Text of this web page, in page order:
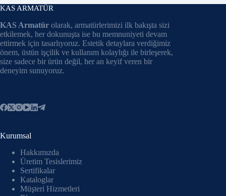
KAS ARMATÜR
KAS Armatür olarak, armatürlerimizi ilk bakışta sizi
etkilemek, her dokunuşta ise bu memnuniyeti devam
ettirmek için tasarlıyoruz. Estetik detaylara verdiğimiz
önem, üstün işçilik ve kullanım kolaylığı ile birleşerek,
size sadece bir ürün değil, her an keyif veren bir
deneyim sunuyoruz.
Kurumsal
Hakkımızda
Üretim Tesislerimiz
Sertifikalar
Kataloglar
Müşteri Hizmetleri